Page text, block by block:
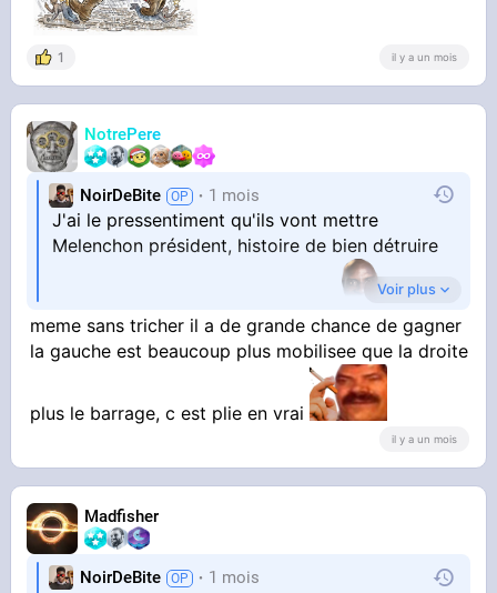
1 il y a un mois
NotrePere
NoirDeBite 1 mois
J'ai le pressentiment qu'ils vont mettre
Melenchon président, histoire de bien détruire
Toutes les villes/banlieues et certaines
campagnes ressemblent à la vision de
Melenchon donc autant aller jusqu'au bout
Ça craint
Voir plus
meme sans tricher il a de grande chance de gagner
la gauche est beaucoup plus mobilisee que la droite
plus le barrage, c est plie en vrai
il y a un mois
Madfisher
NoirDeBite 1 mois